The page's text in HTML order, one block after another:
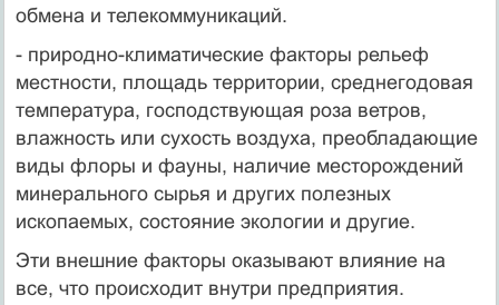
обмена и телекоммуникаций.
- природно-климатические факторы рельеф
местности, площадь территории, среднегодовая
температура, господствующая роза ветров,
влажность или сухость воздуха, преобладающие
виды флоры и фауны, наличие месторождений
минерального сырья и других полезных
ископаемых, состояние экологии и другие.
Эти внешние факторы оказывают влияние на
все, что происходит внутри предприятия.